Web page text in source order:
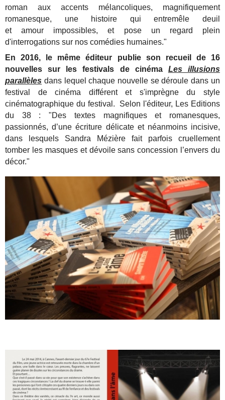
roman aux accents mélancoliques, magnifiquement
romanesque, une histoire qui entremêle deuil
et amour impossibles, et pose un regard plein
d'interrogations sur nos comédies humaines."
En 2016, le même éditeur publie son recueil de 16
nouvelles sur les festivals de cinéma
Les illusions
parallèles dans lequel chaque nouvelle se déroule dans un
festival de cinéma différent et s'imprègne du style
cinématographique du festival. Selon l'éditeur, Les Editions
du 38 : "Des textes magnifiques et romanesques,
passionnés, d’une écriture délicate et néanmoins incisive,
dans lesquels Sandra Mézière fait parfois cruellement
tomber les masques et dévoile sans concession l’envers du
décor."